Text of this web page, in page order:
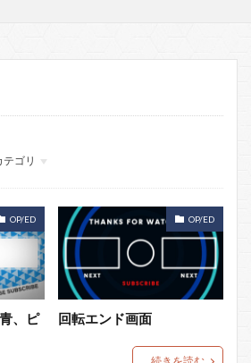
ゴリ
ト
い
OP/ED
、ピ
OP/ED
回転エンド画面